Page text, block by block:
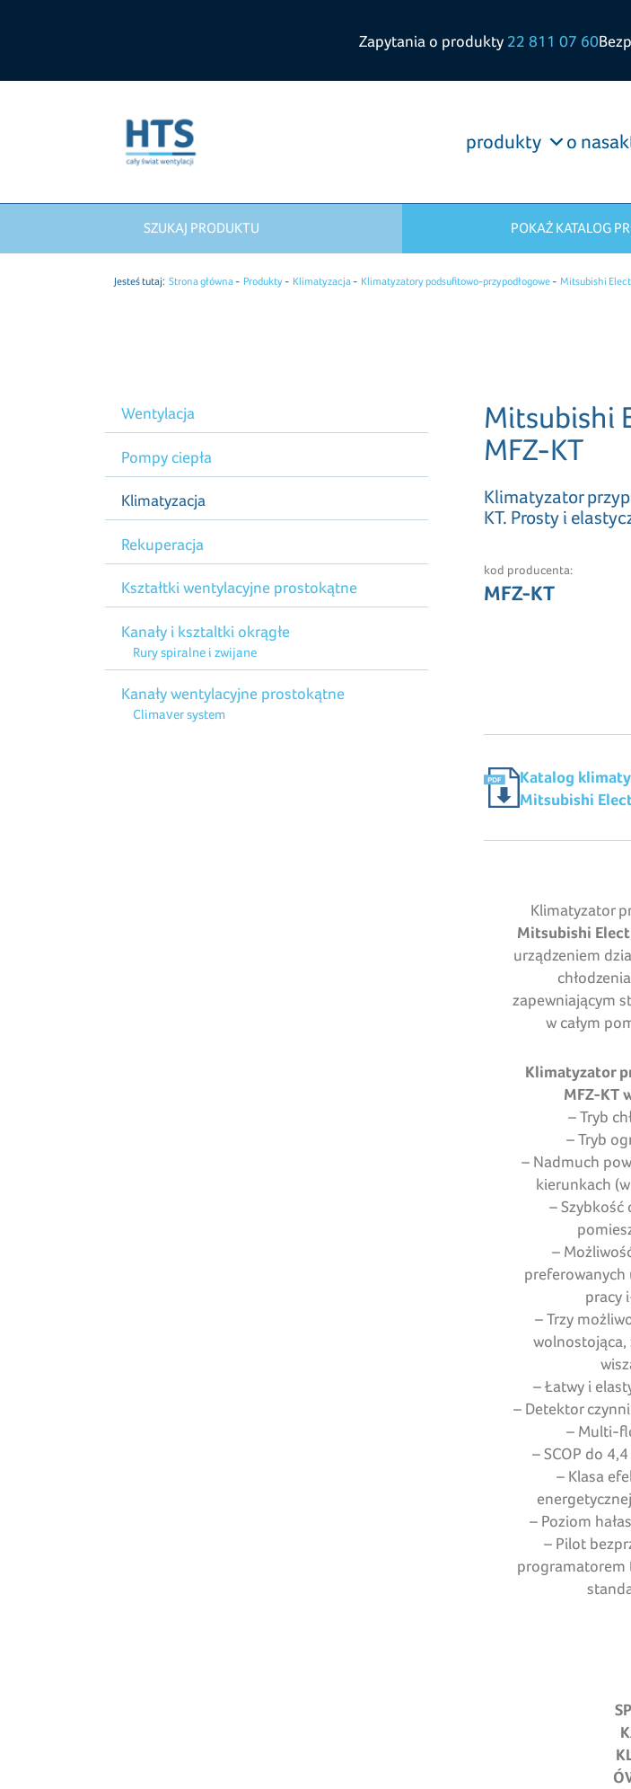
Zapytania o produkty 22 811 07 60
produkty o nas
SZUKAJ PRODUKTU POKAŻ KATALOG
Jesteś tutaj: Strona główna Produkty Klimatyzacja Klimatyzatory podsufitowo-przypodłogowe Mitsubishi
Wentylacja
Pompy ciepła
Klimatyzacja
Rekuperacja
Kształtki wentylacyjne prostokątne
Kanały i ksztaltki okrągłe
Rury spiralne i zwijane
Kanały wentylacyjne prostokątne
Climaver system
Mitsubishi
MFZ-KT
Klimatyzator
KT. Prosty i
kod producenta:
MFZ-KT
Katalog
Mitsubishi
Klimatyzator
Mitsubishi
urządzeniem
zapewniającym
w całym
Klimatyzator
MFZ-KT
– Tryb
– Tryb
– Nadmuch
kierunkach
– Szybkość
–
pracy
– Trzy
wolnostojąca,
– Łatwy i
– Detektor
– Multi-
– SCOP do
– Klasa
– Poziom
– Pilot
programatorem